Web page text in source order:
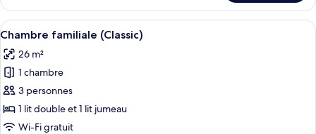
double,
1
lit
double
Chambre
classique
double,
lit
double
Afficher
toutes
les
photos
pour
ce
type
Une chambre d’hôtel avec un lit, un
9
Chambre familiale (Classic)
26 m²
1 chambre
3 personnes
1 lit double et 1 lit jumeau
Wi-Fi gratuit